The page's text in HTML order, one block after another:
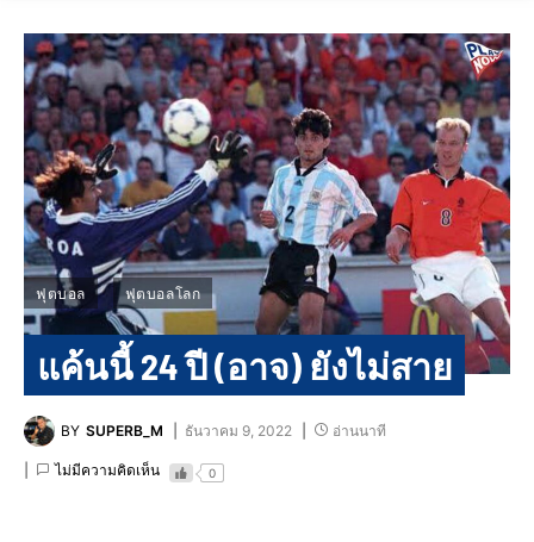
ฟุตบอล ฟุตบอลโลก
แค้นนี้ 24 ปี (อาจ) ยังไม่สาย
BY SUPERB_M ธันวาคม 9, 2022 อ่านนาที
ไม่มีความคิดเห็น 0